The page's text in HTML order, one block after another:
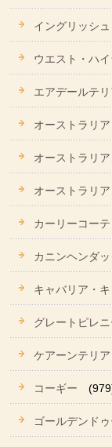
イングリッシ
ウエスト・ハ
エアデールテリ
オーストラリ
オーストラリ
オーストラリ
カーリーコー
カニンヘンダッ
キャバリア・
グレートピレ
ケアーンテリア
コーギー
ゴールデンド